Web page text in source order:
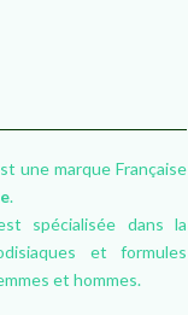
une marque Française
.
spécialisée dans la
et formules
et hommes.